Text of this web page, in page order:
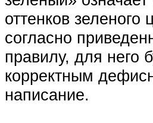
оттенков зеленого
согласно
правилу, для него
корректным
написание.